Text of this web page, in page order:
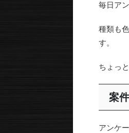
毎日ア
種類も
す。
ちょっ
案
アンケ